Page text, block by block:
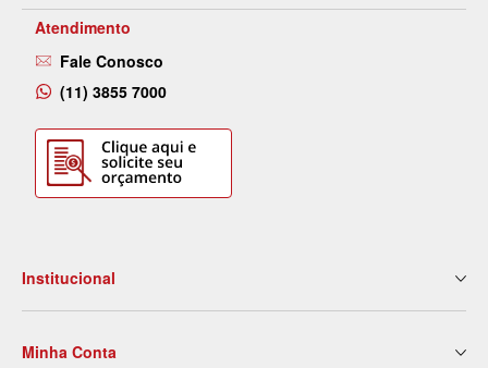
Atendimento
Fale Conosco
(11) 3855 7000
Institucional
Nossas Lojas
Minha Conta